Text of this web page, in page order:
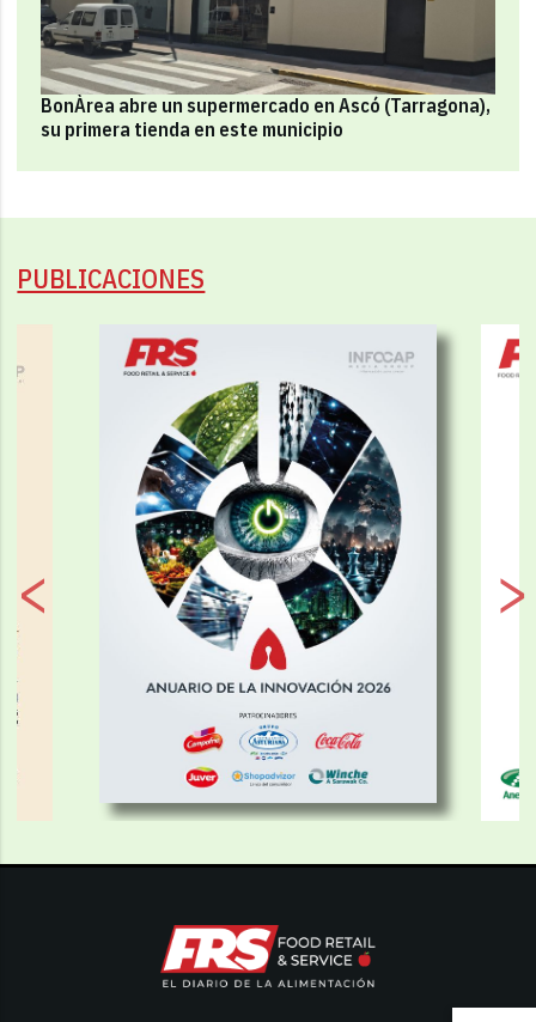
BonÀrea abre un supermercado en Ascó (Tarragona),
su primera tienda en este municipio
PUBLICACIONES